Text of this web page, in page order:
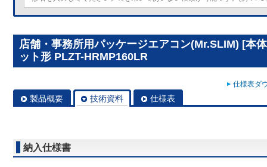
店舗・事務所用パッケージエアコン(Mr.SLIM) [本
ット形 PLZT-HRMP160LR
仕様表ダ
製品概要 技術資料 仕様表
納入仕様書